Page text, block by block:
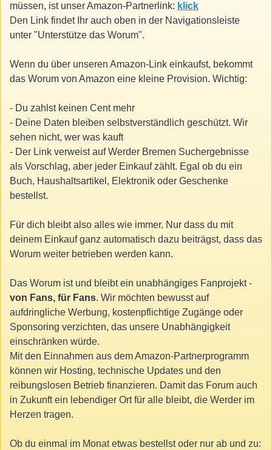
müssen, ist unser Amazon-Partnerlink: klick
Den Link findet Ihr auch oben in der Navigationsleiste
unter "Unterstütze das Worum".
Wenn du über unseren Amazon-Link einkaufst, bekommt
das Worum von Amazon eine kleine Provision. Wichtig:
- Du zahlst keinen Cent mehr
- Deine Daten bleiben selbstverständlich geschützt. Wir
sehen nicht, wer was kauft
- Der Link verweist auf Werder Bremen Suchergebnisse
als Vorschlag, aber jeder Einkauf zählt. Egal ob du ein
Buch, Haushaltsartikel, Elektronik oder Geschenke
bestellst.
Für dich bleibt also alles wie immer. Nur dass du mit
deinem Einkauf ganz automatisch dazu beiträgst, dass das
Worum weiter betrieben werden kann.
Das Worum ist und bleibt ein unabhängiges Fanprojekt -
von Fans, für Fans. Wir möchten bewusst auf
aufdringliche Werbung, kostenpflichtige Zugänge oder
Sponsoring verzichten, das unsere Unabhängigkeit
einschränken würde.
Mit den Einnahmen aus dem Amazon-Partnerprogramm
können wir Hosting, technische Updates und den
reibungslosen Betrieb finanzieren. Damit das Forum auch
in Zukunft ein lebendiger Ort für alle bleibt, die Werder im
Herzen tragen.
Ob du einmal im Monat etwas bestellst oder nur ab und zu: